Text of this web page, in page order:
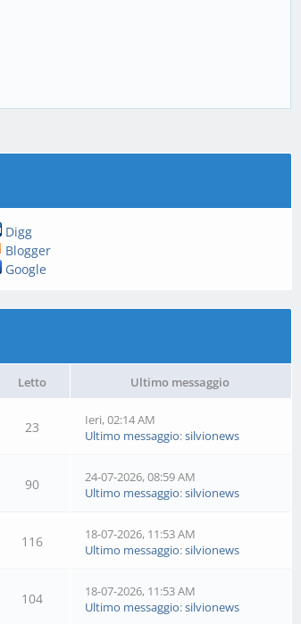
Digg
Blogger
Google
Letto Ultimo messaggio
23 Ieri, 02:14 AM
Ultimo messaggio:silvionews
90
24-07-2026, 08:59 AM
Ultimo messaggio:silvionews
116
18-07-2026, 11:53 AM
Ultimo messaggio:silvionews
104
18-07-2026, 11:53 AM
Ultimo messaggio:silvionews